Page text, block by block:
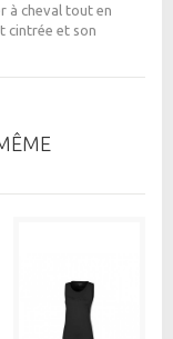
à cheval tout en
cintrée et son